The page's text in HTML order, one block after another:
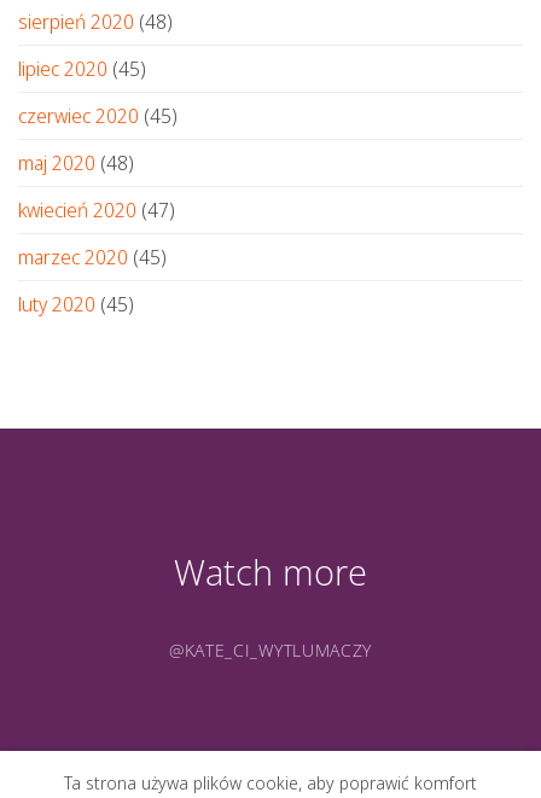
sierpień 2020 (48)
lipiec 2020 (45)
czerwiec 2020 (45)
maj 2020 (48)
kwiecień 2020 (47)
marzec 2020 (45)
luty 2020 (45)
Watch more
@KATE_CI_WYTLUMACZY
Ta strona używa plików cookie, aby poprawić komfort